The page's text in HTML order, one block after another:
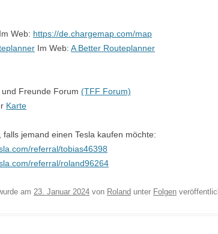
Im Web: https://de.chargemap.com/map
Im Web: A Better Routeplanner
und Freunde Forum (TFF Forum)
Karte
falls jemand einen Tesla kaufen möchte:
referral/tobias46398
referral/roland96264
am 23. Januar 2024 von Roland unter Folgen